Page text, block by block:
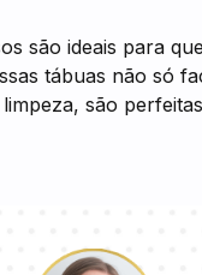
são ideais para
tábuas não só
são